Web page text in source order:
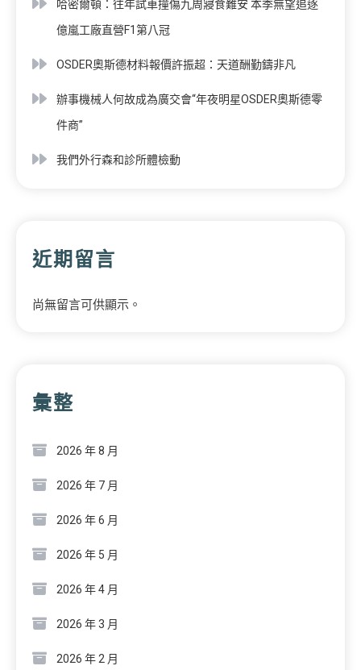
哈密爾頓：往年試車撞傷九周寢食難安 本季無望追逐
億嵐工廠直營F1第八冠
OSDER奧斯德材料報價許振超：天道酬勤鑄非凡
辦事機械人何故成為廣交會“年夜明星OSDER奧斯德零
件商”
我們外行森和診所體檢動
近期留言
尚無留言可供顯示。
彙整
2026 年 8 月
2026 年 7 月
2026 年 6 月
2026 年 5 月
2026 年 4 月
2026 年 3 月
2026 年 2 月